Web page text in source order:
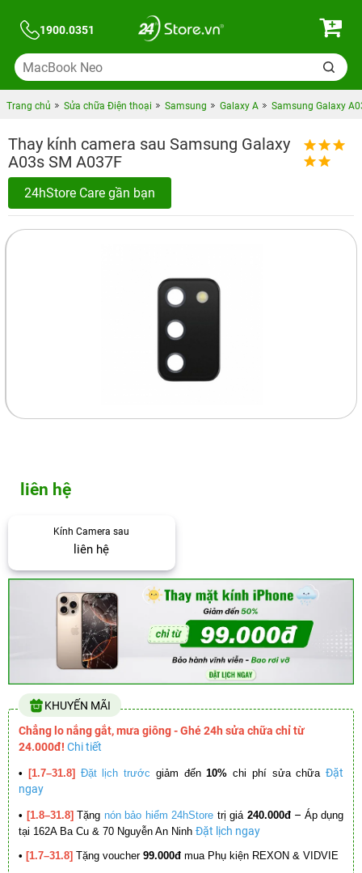
1900.0351
Trang chủ Sửa chữa Điện thoại Samsung Galaxy A Samsung Galaxy
Thay kính camera sau Samsung Galaxy
A03s SM A037F
24hStore Care gần bạn
liên hệ
Kính Camera sau
liên hệ
KHUYẾN MÃI
Chẳng lo nắng gắt, mưa giông - Ghé 24h sửa chữa chỉ từ
24.000đ! Chi tiết
• [1.7–31.8] Đặt lịch trước giảm đến10% chi phí sửa chữa Đặt
ngay
• [1.8–31.8] Tặng nón bảo hiểm 24hStore trị giá 240.000đ – Áp dụng
tại 162A Ba Cu & 70 Nguyễn An Ninh Đặt lịch ngay
• [1.7–31.8] Tặng voucher 99.000đ mua Phụ kiện REXON & VIDVIE